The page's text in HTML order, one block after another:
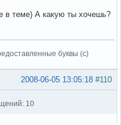
в теме) А какую ты хочешь?
буквы (с)
#110
2008-06-05 13:05:18
10